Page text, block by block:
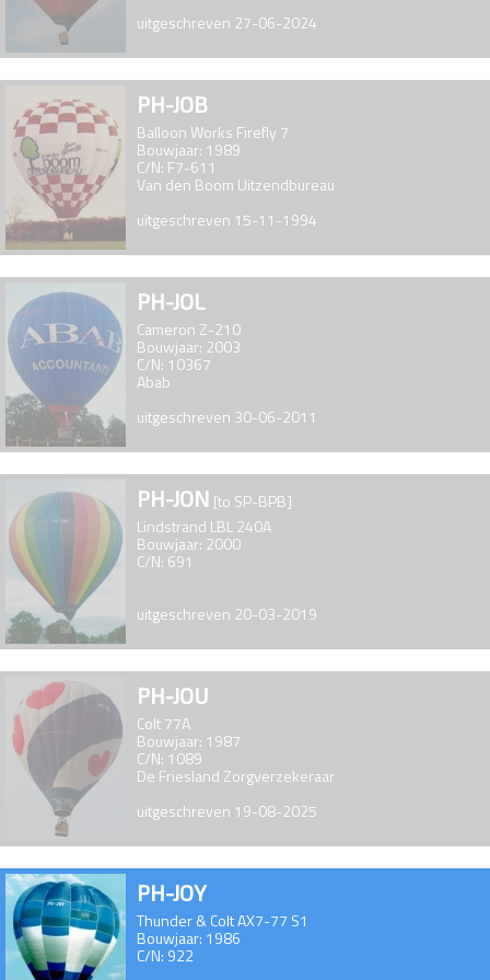
uitgeschreven 27-06-2024
PH-JOB
Balloon Works Firefly 7
Bouwjaar: 1989
C/N: F7-611
Van den Boom Uitzendbureau
uitgeschreven 15-11-1994
PH-JOL
Cameron Z-210
Bouwjaar: 2003
C/N: 10367
Abab
uitgeschreven 30-06-2011
PH-JON [to SP-BPB]
Lindstrand LBL 240A
Bouwjaar: 2000
C/N: 691
uitgeschreven 20-03-2019
PH-JOU
Colt 77A
Bouwjaar: 1987
C/N: 1089
De Friesland Zorgverzekeraar
uitgeschreven 19-08-2025
PH-JOY
Thunder & Colt AX7-77 S1
Bouwjaar: 1986
C/N: 922